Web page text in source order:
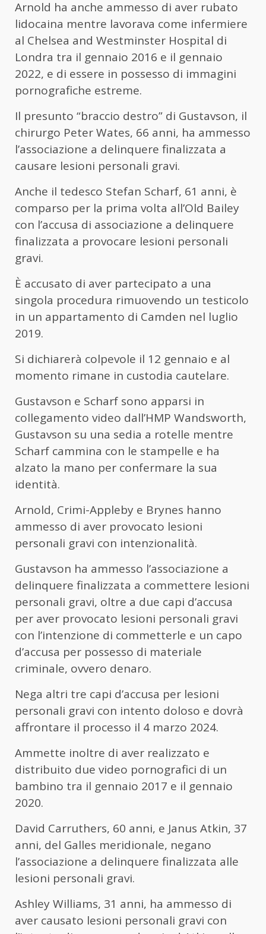
Arnold ha anche ammesso di aver rubato
lidocaina mentre lavorava come infermiere
al Chelsea and Westminster Hospital di
Londra tra il gennaio 2016 e il gennaio
2022, e di essere in possesso di immagini
pornografiche estreme.
Il presunto “braccio destro” di Gustavson, il
chirurgo Peter Wates, 66 anni, ha ammesso
l’associazione a delinquere finalizzata a
causare lesioni personali gravi.
Anche il tedesco Stefan Scharf, 61 anni, è
comparso per la prima volta all’Old Bailey
con l’accusa di associazione a delinquere
finalizzata a provocare lesioni personali
gravi.
È accusato di aver partecipato a una
singola procedura rimuovendo un testicolo
in un appartamento di Camden nel luglio
2019.
Si dichiarerà colpevole il 12 gennaio e al
momento rimane in custodia cautelare.
Gustavson e Scharf sono apparsi in
collegamento video dall’HMP Wandsworth,
Gustavson su una sedia a rotelle mentre
Scharf cammina con le stampelle e ha
alzato la mano per confermare la sua
identità.
Arnold, Crimi-Appleby e Brynes hanno
ammesso di aver provocato lesioni
personali gravi con intenzionalità.
Gustavson ha ammesso l’associazione a
delinquere finalizzata a commettere lesioni
personali gravi, oltre a due capi d’accusa
per aver provocato lesioni personali gravi
con l’intenzione di commetterle e un capo
d’accusa per possesso di materiale
criminale, ovvero denaro.
Nega altri tre capi d’accusa per lesioni
personali gravi con intento doloso e dovrà
affrontare il processo il 4 marzo 2024.
Ammette inoltre di aver realizzato e
distribuito due video pornografici di un
bambino tra il gennaio 2017 e il gennaio
2020.
David Carruthers, 60 anni, e Janus Atkin, 37
anni, del Galles meridionale, negano
l’associazione a delinquere finalizzata alle
lesioni personali gravi.
Ashley Williams, 31 anni, ha ammesso di
aver causato lesioni personali gravi con